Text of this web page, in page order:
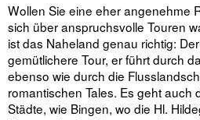
Wollen Sie eine eher angenehme
sich über anspruchsvolle Touren
ist das Naheland genau richtig:
gemütlichere Tour, er führt durch
ebenso wie durch die
romantischen Tales. Es geht auch
Städte, wie Bingen, wo die Hl.